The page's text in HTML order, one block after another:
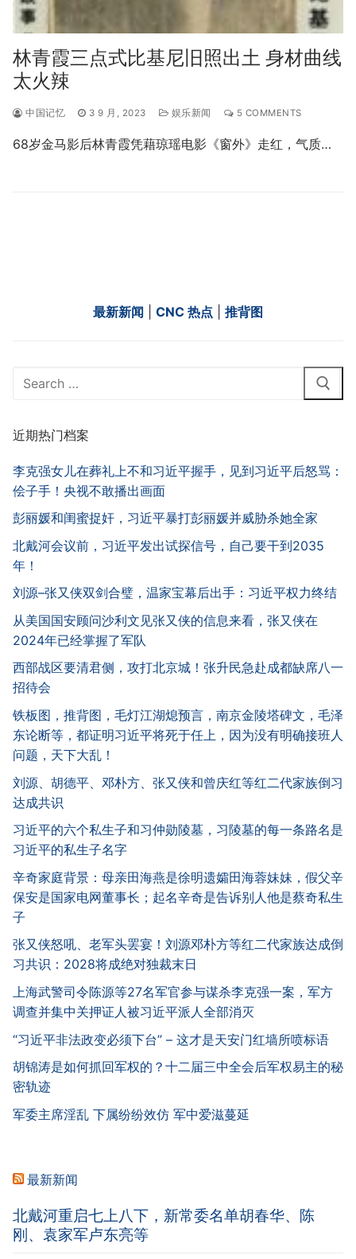
林青霞三点式比基尼旧照出土 身材曲线
太火辣
中国记忆 3 9 月, 2023 娱乐新闻 5 COMMENTS
68岁金马影后林青霞凭藉琼瑶电影《窗外》走红，气质…
最新新闻 CNC 热点 推背图
Search
近期热门档案
李克强女儿在葬礼上不和习近平握手，见到习近平后怒骂：
侩子手！央视不敢播出画面
彭丽媛和闺蜜捉奸，习近平暴打彭丽媛并威胁杀她全家
北戴河会议前，习近平发出试探信号，自己要干到2035
年！
刘源–张又侠双剑合璧，温家宝幕后出手：习近平权力终结
从美国国安顾问沙利文见张又侠的信息来看，张又侠在
2024年已经掌握了军队
西部战区要清君侧，攻打北京城！张升民急赴成都缺席八一
招待会
铁板图，推背图，毛灯江湖熄预言，南京金陵塔碑文，毛泽
东论断等，都证明习近平将死于任上，因为没有明确接班人
问题，天下大乱！
刘源、胡德平、邓朴方、张又侠和曾庆红等红二代家族倒习
达成共识
习近平的六个私生子和习仲勋陵墓，习陵墓的每一条路名是
习近平的私生子名字
辛奇家庭背景：母亲田海燕是徐明遗孀田海蓉妹妹，假父辛
保安是国家电网董事长；起名辛奇是告诉别人他是蔡奇私生
子
张又侠怒吼、老军头罢宴！刘源邓朴方等红二代家族达成倒
习共识：2028将成绝对独裁末日
上海武警司令陈源等27名军官参与谋杀李克强一案，军方
调查并集中关押证人被习近平派人全部消灭
“习近平非法政变必须下台” – 这才是天安门红墙所喷标语
胡锦涛是如何抓回军权的？十二届三中全会后军权易主的秘
密轨迹
军委主席淫乱 下属纷纷效仿 军中爱滋蔓延
最新新闻
北戴河重启七上八下，新常委名单胡春华、陈
刚、袁家军卢东亮等